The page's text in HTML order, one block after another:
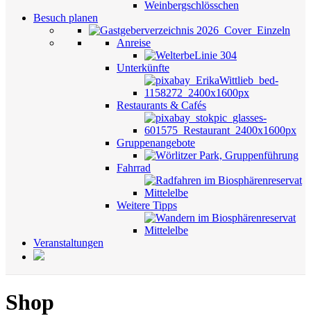
Besuch planen
Anreise
Unterkünfte
Restaurants & Cafés
Gruppenangebote
Fahrrad
Weitere Tipps
Veranstaltungen
Shop